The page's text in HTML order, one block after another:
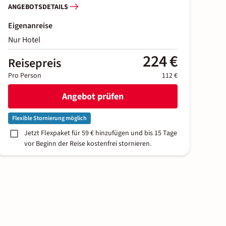
ANGEBOTSDETAILS
Eigenanreise
Nur Hotel
Reisepreis 224 €
Pro Person 112 €
Angebot prüfen
Flexible Stornierung möglich
Jetzt Flexpaket für 59 € hinzufügen und bis 15 Tage
vor Beginn der Reise kostenfrei stornieren.